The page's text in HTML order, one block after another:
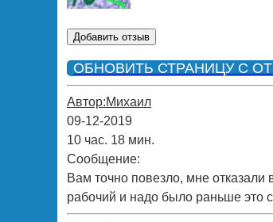
ОБНОВИТЬ СТРАНИЦУ С
Автор:Михаил
09-12-2019
10 час. 18 мин.
Сообщение:
Вам точно повезло, мне
рабочий и надо было раньше это